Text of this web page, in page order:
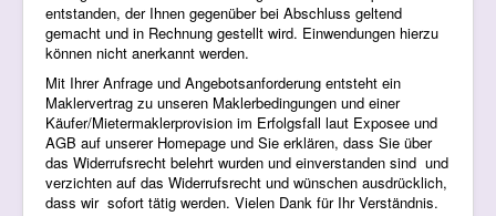
entstanden, der Ihnen gegenüber bei Abschluss geltend
gemacht und in Rechnung gestellt wird. Einwendungen hierzu
können nicht anerkannt werden.
Mit Ihrer Anfrage und Angebotsanforderung entsteht ein
Maklervertrag zu unseren Maklerbedingungen und einer
Käufer/Mietermaklerprovision im Erfolgsfall laut Exposee und
AGB auf unserer Homepage und Sie erklären, dass Sie über
das Widerrufsrecht belehrt wurden und einverstanden sind und
verzichten auf das Widerrufsrecht und wünschen ausdrücklich,
dass wir sofort tätig werden. Vielen Dank für Ihr Verständnis.